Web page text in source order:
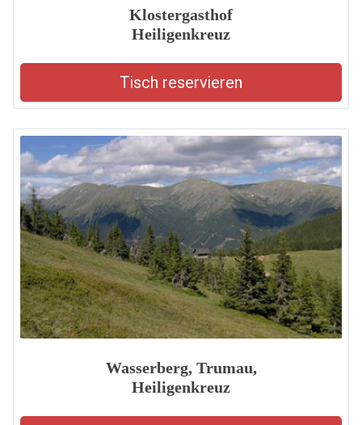
Klostergasthof
Heiligenkreuz
Tisch reservieren
Wasserberg, Trumau,
Heiligenkreuz